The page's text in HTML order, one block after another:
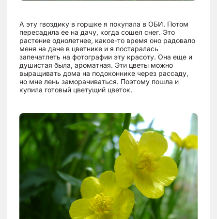
А эту гвоздику в горшке я покупала в ОБИ. Потом
пересадила ее на дачу, когда сошел снег. Это
растение однолетнее, какое-то время оно радовало
меня на даче в цветнике и я постаралась
запечатлеть на фотографии эту красоту. Она еще и
душистая была, ароматная. Эти цветы можно
выращивать дома на подоконнике через рассаду,
но мне лень заморачиваться. Поэтому пошла и
купила готовый цветущий цветок.